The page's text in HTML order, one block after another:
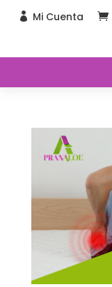
 Mi Cuenta 